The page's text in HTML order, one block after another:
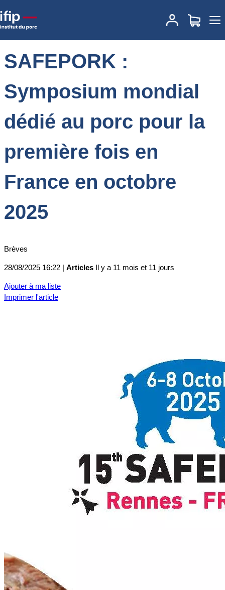
Accueil
SAFEPORK : Symposium mondial dédié au
porc pour la première fois en France en octobre 2025
SAFEPORK :
Symposium mondial
dédié au porc pour la
première fois en
France en octobre
2025
Brèves
28/08/2025 16:22 | Articles Il y a 11 mois et 11 jours
Ajouter à ma liste
Imprimer l'article